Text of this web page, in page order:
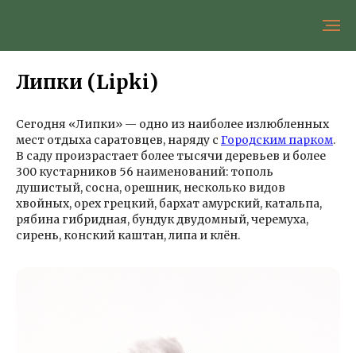
Липки (Lipki)
Сегодня «Липки» — одно из наиболее излюбленных
мест отдыха саратовцев, наряду с Городским парком.
В саду произрастает более тысячи деревьев и более
300 кустарников 56 наименований: тополь
душистый, сосна, орешник, несколько видов
хвойных, орех грецкий, бархат амурский, катальпа,
рябина гибридная, бундук двудомный, черемуха,
сирень, конский каштан, липа и клён.